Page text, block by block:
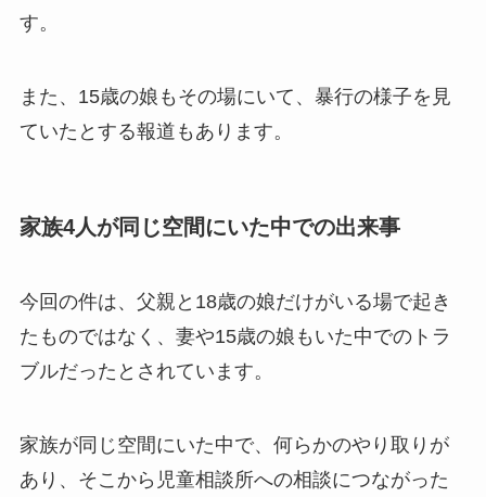
す。
また、15歳の娘もその場にいて、暴行の様子を見
ていたとする報道もあります。
家族4人が同じ空間にいた中での出来事
今回の件は、父親と18歳の娘だけがいる場で起き
たものではなく、妻や15歳の娘もいた中でのトラ
ブルだったとされています。
家族が同じ空間にいた中で、何らかのやり取りが
あり、そこから児童相談所への相談につながった